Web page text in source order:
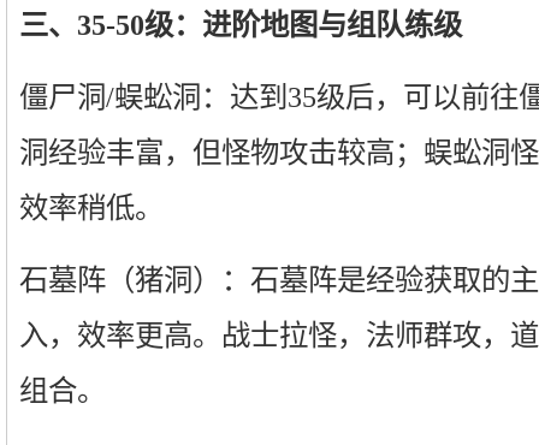
三、35-50级：进阶地图与组队练级
僵尸洞/蜈蚣洞：达到35级后，可以前往
洞经验丰富，但怪物攻击较高；蜈蚣洞
效率稍低。
石墓阵（猪洞）：石墓阵是经验获取的
入，效率更高。战士拉怪，法师群攻，
组合。